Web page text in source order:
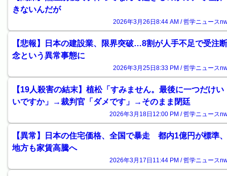
きないんだが
2026年3月26日8:44 AM / 哲学ニュース
【悲報】日本の建設業、限界突破…8割が人手不足で受注断
念という異常事態に
2026年3月25日8:33 PM / 哲学ニュース
【19人殺害の結末】植松「すみません。最後に一つだけい
いですか」→裁判官「ダメです」→そのまま閉廷
2026年3月18日12:00 PM / 哲学ニュース
【異常】日本の住宅価格、全国で暴走 都内1億円が標準、
地方も家賃高騰へ
2026年3月17日11:44 PM / 哲学ニュース